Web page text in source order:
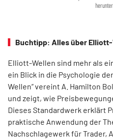
Buchtipp: Alles über
Elliott-Wellen sind mehr als
ein Blick in die Psychologie
Wellen“ vereint A. Hamilton
und zeigt, wie
Dieses Standardwerk erklärt
praktische Anwendung der
Nachschlagewerk für Trader,